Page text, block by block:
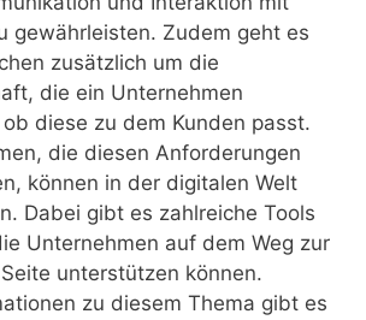
gewährleisten. Zudem geht es
zusätzlich um die
die ein Unternehmen
diese zu dem Kunden passt.
die diesen Anforderungen
können in der digitalen Welt
Dabei gibt es zahlreiche Tools
Unternehmen auf dem Weg zur
unterstützen können.
zu diesem Thema gibt es